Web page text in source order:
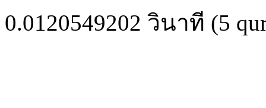
0.0120549202 วินาที (5